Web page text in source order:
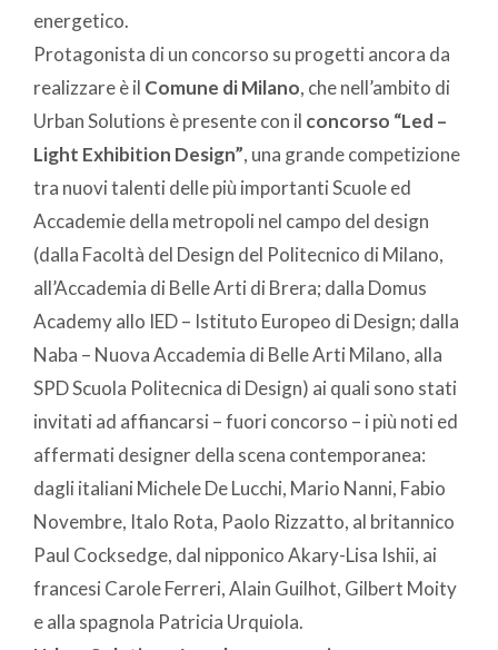
energetico.
Protagonista di un concorso su progetti ancora da
realizzare è il Comune di Milano, che nell’ambito di
Urban Solutions è presente con il concorso “Led –
Light Exhibition Design”, una grande competizione
tra nuovi talenti delle più importanti Scuole ed
Accademie della metropoli nel campo del design
(dalla Facoltà del Design del Politecnico di Milano,
all’Accademia di Belle Arti di Brera; dalla Domus
Academy allo IED – Istituto Europeo di Design; dalla
Naba – Nuova Accademia di Belle Arti Milano, alla
SPD Scuola Politecnica di Design) ai quali sono stati
invitati ad affiancarsi – fuori concorso – i più noti ed
affermati designer della scena contemporanea:
dagli italiani Michele De Lucchi, Mario Nanni, Fabio
Novembre, Italo Rota, Paolo Rizzatto, al britannico
Paul Cocksedge, dal nipponico Akary-Lisa Ishii, ai
francesi Carole Ferreri, Alain Guilhot, Gilbert Moity
e alla spagnola Patricia Urquiola.